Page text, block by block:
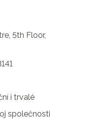
5th Floor,
i trvalé
společnosti